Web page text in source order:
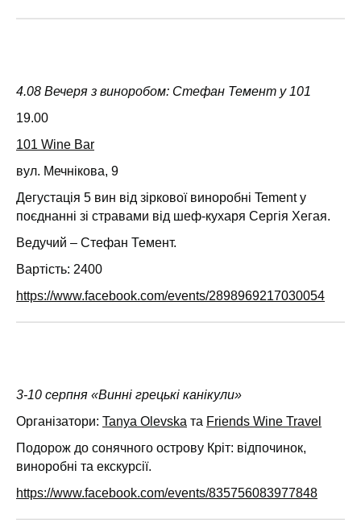
4.08 Вечеря з виноробом: Стефан Темент у 101
19.00
101 Wine Bar
вул. Мечнікова, 9
Дегустація 5 вин від зіркової виноробні Tement у
поєднанні зі стравами від шеф-кухаря Сергія Хегая.
Ведучий – Стефан Темент.
Вартість: 2400
https://www.facebook.com/events/2898969217030054
3-10 серпня «Винні грецькі канікули»
Організатори: Tanya Olevska та Friends Wine Travel
Подорож до сонячного острову Кріт: відпочинок,
виноробні та екскурсії.
https://www.facebook.com/events/835756083977848